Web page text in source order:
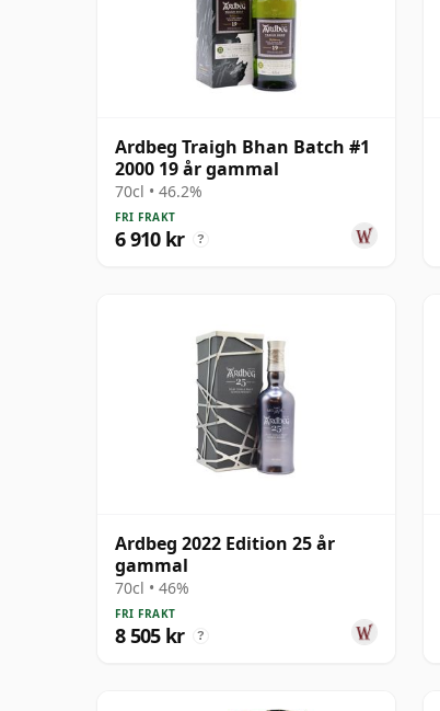
Ardbeg Traigh Bhan Batch #1
2000 19 år gammal
70cl • 46.2%
FRI FRAKT
6 910 kr ?
Ardbeg 2022 Edition 25 år
gammal
70cl • 46%
FRI FRAKT
8 505 kr ?